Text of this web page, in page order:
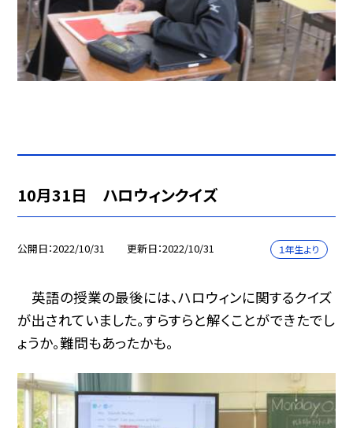
10月31日 ハロウィンクイズ
公開日 2022/10/31 更新日 2022/10/31 １年生より
英語の授業の最後には、ハロウィンに関するクイズ
が出されていました。すらすらと解くことができたでし
ょうか。難問もあったかも。